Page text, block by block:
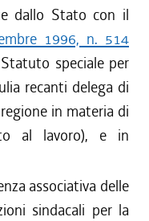
dallo Stato con il
1996, n. 514
speciale per
recanti delega di
in materia di
al lavoro), e in
associativa delle
sindacali per la